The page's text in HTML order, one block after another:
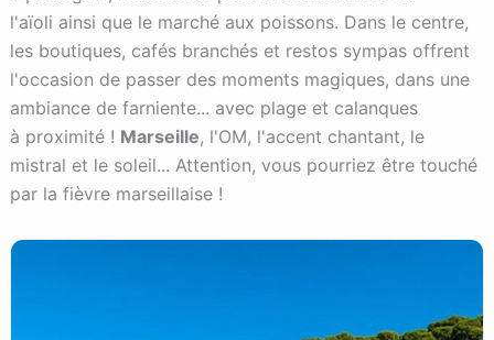
l'aïoli ainsi que le marché aux poissons. Dans le centre,
les boutiques, cafés branchés et restos sympas offrent
l'occasion de passer des moments magiques, dans une
ambiance de farniente... avec plage et calanques
à proximité ! Marseille, l'OM, l'accent chantant, le
mistral et le soleil... Attention, vous pourriez être touché
par la fièvre marseillaise !